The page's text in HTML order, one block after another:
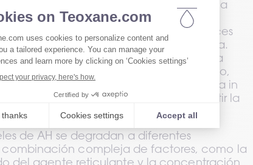
(una enzima presente de forma
el ácido hialurónico) en caso de
hasta la fecha, no existen directrices
de los rellenos en la práctica clínica.
el interés clínico y preclínico de la
en animales. En este nuevo estudio,
este proceso creando una prueba in
de la capacidad de un gel para resistir la
de AH se degradan a diferentes
compleja de factores, como la